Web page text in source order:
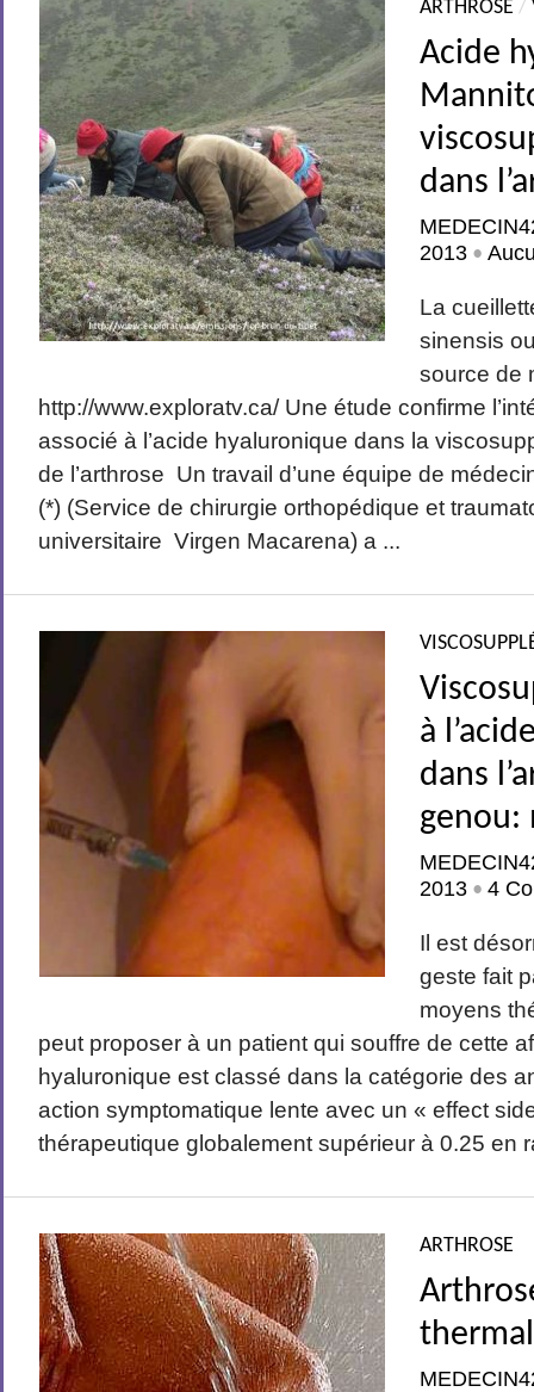
ARTHROSE /
Acide
dans
2013 •
La
sinensis
source de
http://www.exploratv.ca/ Une étude confirme
associé à l’acide hyaluronique dans la
de l’arthrose Un travail d’une équipe de
(*) (Service de chirurgie orthopédique et
universitaire Virgen Macarena) a ...
à
dans
genou:
2013 •4
Il est
geste fait
moyens
peut proposer à un patient qui souffre de cette
hyaluronique est classé dans la catégorie des
action symptomatique lente avec un « effect
thérapeutique globalement supérieur à 0.25 en
ARTHROSE